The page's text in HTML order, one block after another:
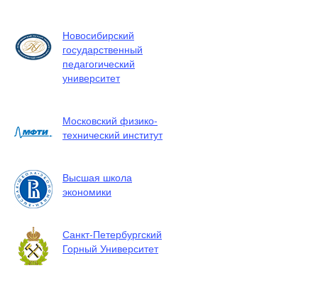
Новосибирский
государственный
педагогический
университет
Московский физико-
технический институт
Высшая школа
экономики
Санкт-Петербургский
Горный Университет